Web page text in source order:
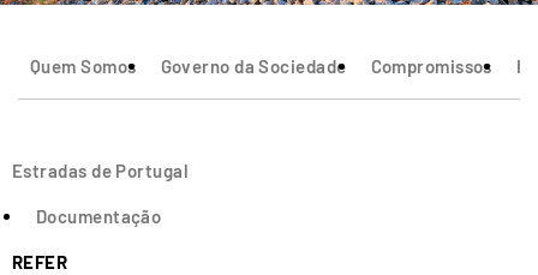
Quem Somos Governo da Sociedade Compromissos
Estradas de Portugal
Documentação
REFER